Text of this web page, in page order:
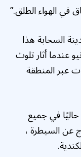
في الهواء الطلق.”
السحابة هذا
عندما أثار تلوث
عبر المنطقة
حاليًا في جميع
عن السيطرة ،